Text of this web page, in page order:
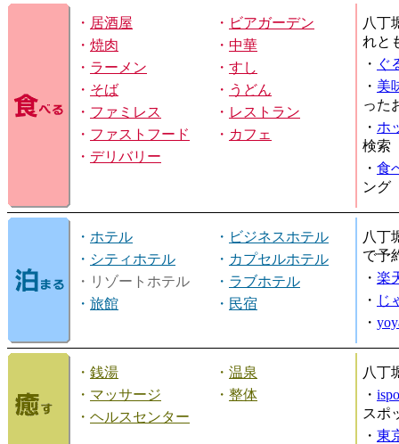
・ 居酒屋 ・ ビアガーデン
・ 焼肉 ・ 中華
・ ラーメン ・ すし
・ そば ・ うどん
・ ファミレス ・ レストラン
・ ファストフード ・ カフェ
・ デリバリー
八丁
れと
・ ぐ
・ 美
った
・ ホ
検索
・ 食
ング
・ ホテル ・ ビジネスホテル
・ シティホテル ・ カプセルホテル
・リゾートホテル
・ ラブホテル
・ 旅館 ・ 民宿
八丁
で予
・ 楽
・ じ
・
・ 銭湯 ・ 温泉
・ マッサージ ・ 整体
・ ヘルスセンター
八丁
・
スポ
・ 東